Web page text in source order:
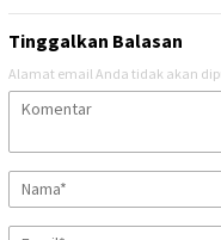
Tinggalkan Balasan
Alamat email Anda tidak akan